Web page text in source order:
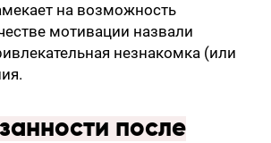
на возможность
мотивации назвали
незнакомка (или
после